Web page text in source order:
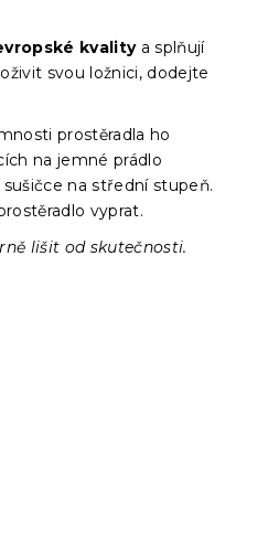
kvalitya splňují
svou ložnici, dodejte
prostěradla ho
na jemné prádlo
na střední stupeň.
vyprat.
lišit od skutečnosti.